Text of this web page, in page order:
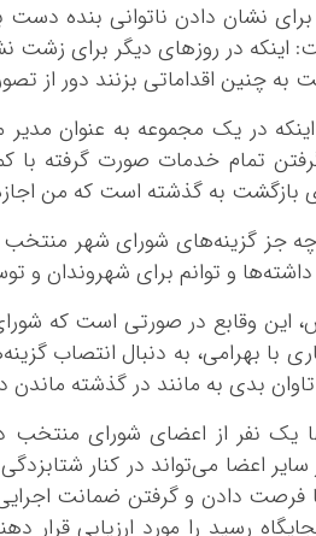
نشان دادن ناتوانی بنده
اینکه در روزهای دیگر برای زشت
چنین اقداماتی بزنند دور از
در یک مجموعه به عنوان
تمام خدمات صورت گرفته
به گذشته است که من اجازه
جز گزینه‌های شورای شهر منتخب
و توانم برای شهروندان
این وقابع در صورتی است که
با بهرامی، به دنبال انتصاب
تاوان بدی به مانند در گذشته ماندن
یک نفر از اعضای شورای منتخب
اعضا می‌تواند در کنار
فرصت دادن و گرفتن ضمانت
رسید را مورد ارزیابی